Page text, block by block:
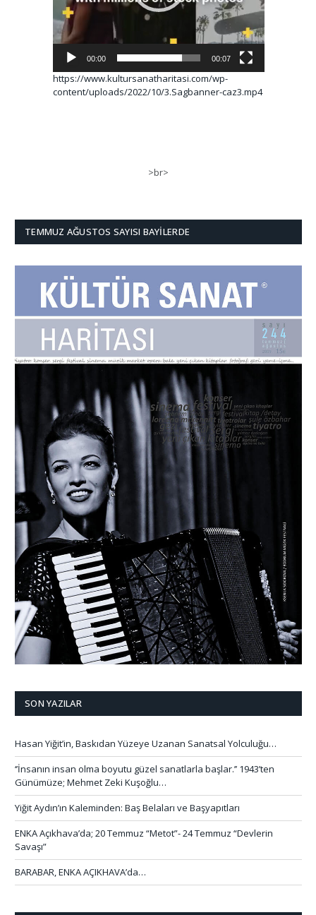
00:00 00:07
https://www.kultursanatharitasi.com/wp-
content/uploads/2022/10/3.Sagbanner-caz3.mp4
>br>
TEMMUZ AĞUSTOS SAYISI BAYILERDE
SON YAZILAR
Hasan Yiğit’in, Baskıdan Yüzeye Uzanan Sanatsal Yolculuğu…
‘’İnsanın insan olma boyutu güzel sanatlarla başlar.’’ 1943’ten
Günümüze; Mehmet Zeki Kuşoğlu…
Yiğit Aydın’ın Kaleminden: Baş Belaları ve Başyapıtları
ENKA Açıkhava’da; 20 Temmuz “Metot”- 24 Temmuz “Devlerin
Savaşı”
BARABAR, ENKA AÇIKHAVA’da…